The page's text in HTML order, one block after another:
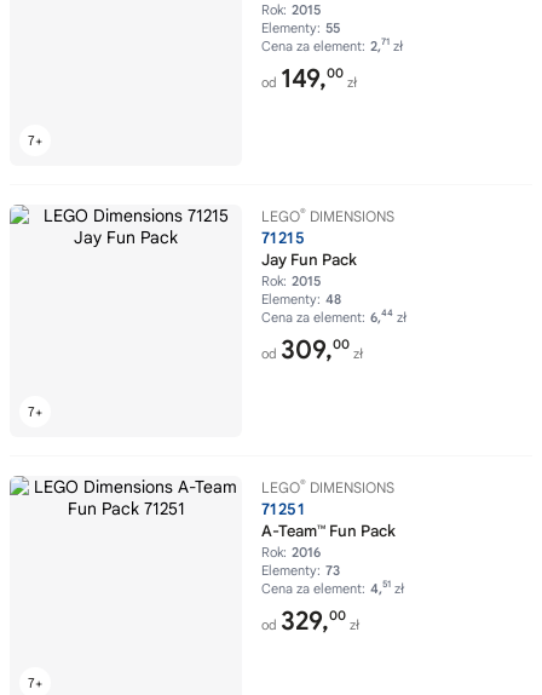
Rok: 2015
Elementy: 55
Cena za element: 2,71 zł
od 149,00
zł
LEGO® DIMENSIONS
71215
Jay Fun Pack
Rok: 2015
Elementy: 48
Cena za element: 6,44 zł
od 309,00
zł
LEGO® DIMENSIONS
71251
A-Team™ Fun Pack
Rok: 2016
Elementy: 73
Cena za element: 4,51 zł
od 329,00
zł